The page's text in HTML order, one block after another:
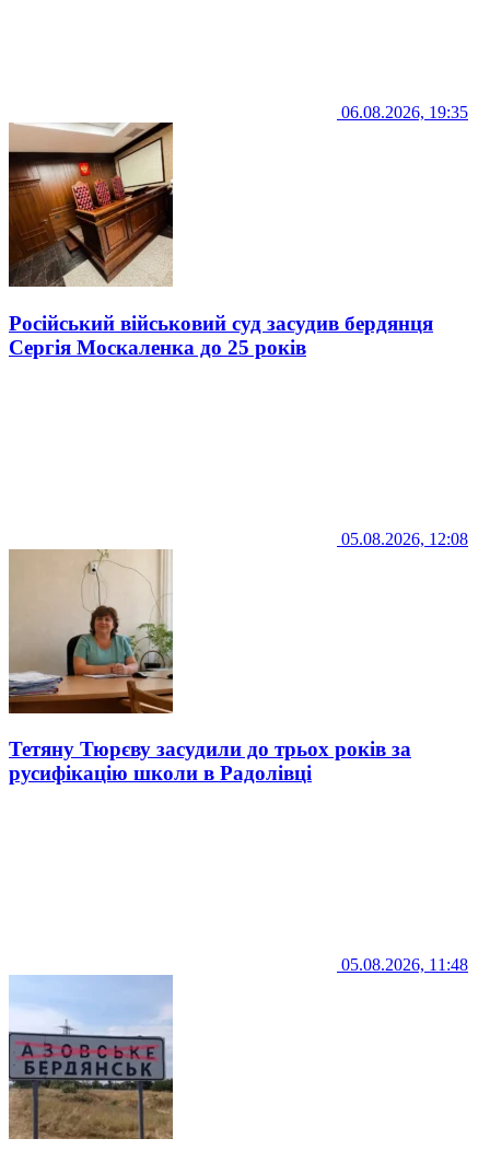
06.08.2026, 19:35
Російський військовий суд засудив бердянця
Сергія Москаленка до 25 років
05.08.2026, 12:08
Тетяну Тюрєву засудили до трьох років за
русифікацію школи в Радолівці
05.08.2026, 11:48